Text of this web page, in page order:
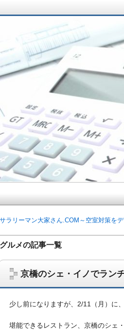
グルメの記事一覧
京橋のシェ・イノでランチ
少し前になりますが、2/11（月）に
堪能できるレストラン、京橋のシェ
サラリーマン大家さん.COM～空室対策をデ
サラリーマン大家